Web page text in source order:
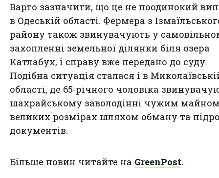
Варто зазначити, що це не поодинокий
в Одеській області. Фермера з
району також звинувачують у
захопленні земельної ділянки біля озера
Катлабух, і справу вже передано до суду.
Подібна ситуація сталася і в
області, де 65-річного чоловіка
шахрайському заволодінні чужим
великих розмірах шляхом обману та
документів.
Більше новин читайте на GreenPost.